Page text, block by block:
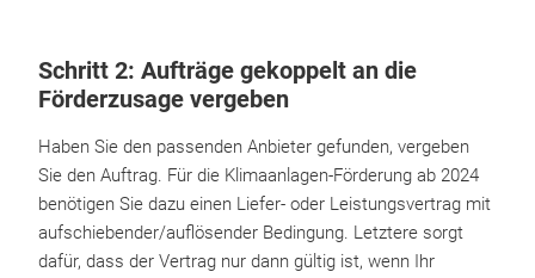
Schritt 2: Aufträge gekoppelt an die
Förderzusage vergeben
Haben Sie den passenden Anbieter gefunden, vergeben
Sie den Auftrag. Für die Klimaanlagen-Förderung ab 2024
benötigen Sie dazu einen Liefer- oder Leistungsvertrag mit
aufschiebender/auflösender Bedingung. Letztere sorgt
dafür, dass der Vertrag nur dann gültig ist, wenn Ihr